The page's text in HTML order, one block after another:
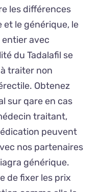
les différences
le générique, le
avec
du Tadalafil se
traiter non
Obtenez
sur qare en cas
traitant,
peuvent
nos partenaires
générique.
de fixer les prix